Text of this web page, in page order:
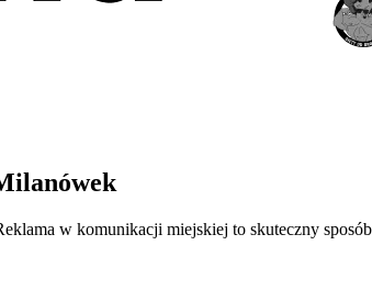
w komunikacji miejskiej to skuteczny